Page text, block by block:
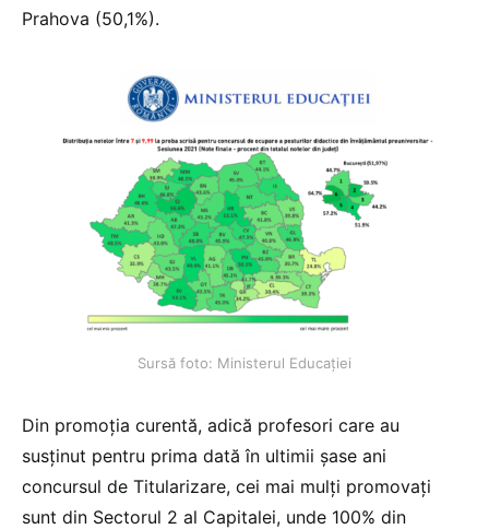
Prahova (50,1%).
Sursă foto: Ministerul Educației
Din promoția curentă, adică profesori care au
susținut pentru prima dată în ultimii șase ani
concursul de Titularizare, cei mai mulți promovați
sunt din Sectorul 2 al Capitalei, unde 100% din